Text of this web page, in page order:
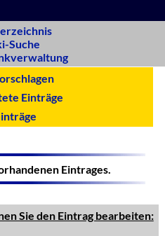
Suche
Einträge
Eintrages.
Sie den Eintrag bearbeiten: